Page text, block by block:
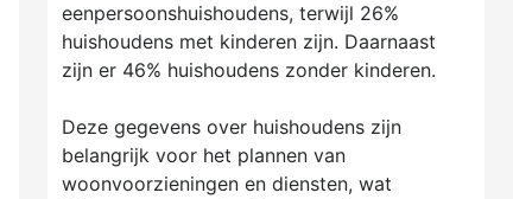
eenpersoonshuishoudens, terwijl 26%
huishoudens met kinderen zijn. Daarnaast
zijn er 46% huishoudens zonder kinderen.
Deze gegevens over huishoudens zijn
belangrijk voor het plannen van
woonvoorzieningen en diensten, wat